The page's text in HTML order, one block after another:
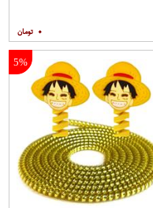
۰
5%